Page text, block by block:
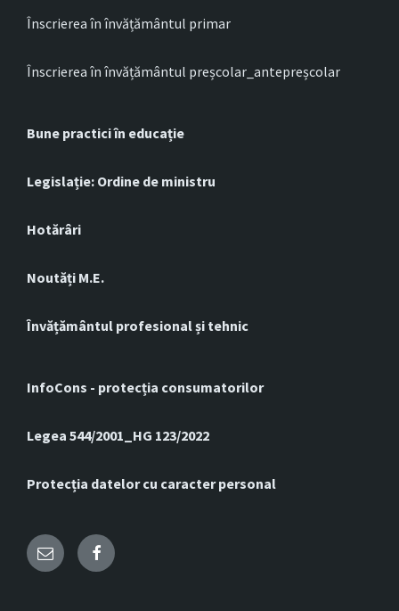
Înscrierea în învățământul primar
Înscrierea în învățământul preșcolar_antepreșcolar
Bune practici în educație
Legislație: Ordine de ministru
Hotărâri
Noutăți M.E.
Învățământul profesional și tehnic
InfoCons - protecția consumatorilor
Legea 544/2001_HG 123/2022
Protecția datelor cu caracter personal
Email Facebook